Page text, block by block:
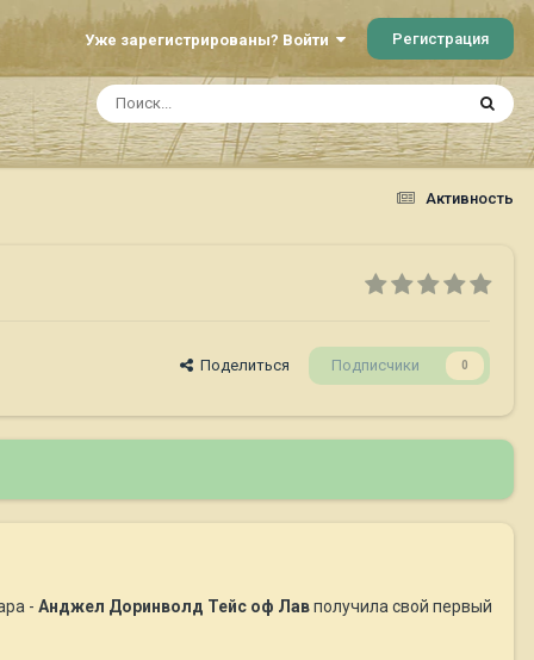
Уже зарегистрированы? Войти Регистрация
Активность
Поделиться Подписчики 0
- Анджел Доринволд Тейс оф Лавполучила свой первый